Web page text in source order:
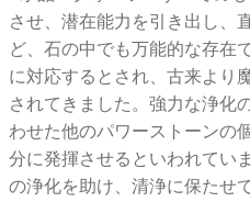
させ、潜在能力を引き出し、
ど、石の中でも万能的な存在
に対応するとされ、古来より
されてきました。強力な浄化
わせた他のパワーストーンの
分に発揮させるといわれてい
の浄化を助け、清浄に保たせ